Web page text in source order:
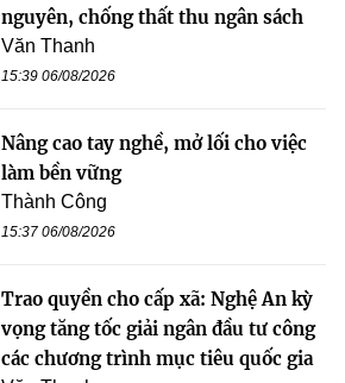
nguyên, chống thất thu ngân sách
Văn Thanh
15:39 06/08/2026
Nâng cao tay nghề, mở lối cho việc
làm bền vững
Thành Công
15:37 06/08/2026
Trao quyền cho cấp xã: Nghệ An kỳ
vọng tăng tốc giải ngân đầu tư công
các chương trình mục tiêu quốc gia